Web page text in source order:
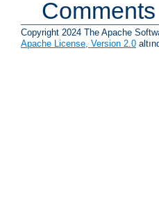
Copyright 2024 The Apache
Apache License, Version 2.0